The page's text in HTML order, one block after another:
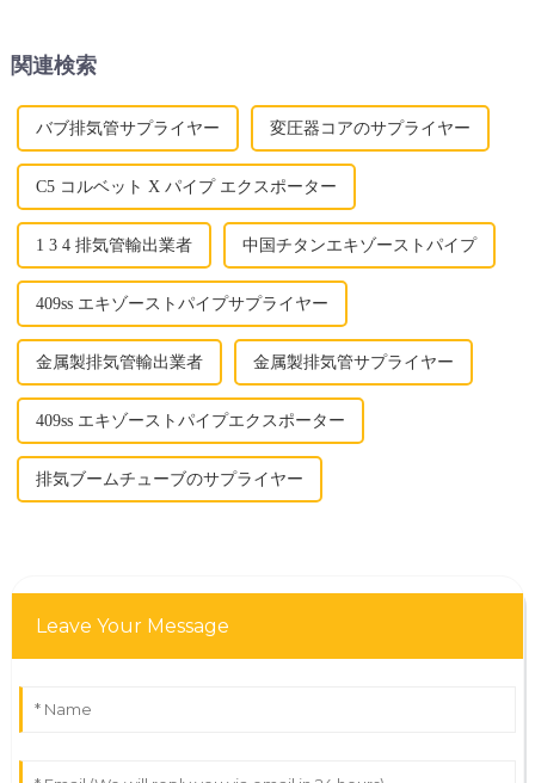
関連検索
バブ排気管サプライヤー 変圧器コアのサプライヤー
C5 コルベット X パイプ エクスポーター
1 3 4 排気管輸出業者 中国チタンエキゾーストパイプ
409ss エキゾーストパイプサプライヤー
金属製排気管輸出業者 金属製排気管サプライヤー
409ss エキゾーストパイプエクスポーター
排気ブームチューブのサプライヤー
Leave Your Message